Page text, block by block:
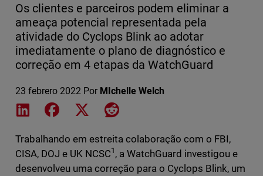
Os clientes e parceiros podem eliminar a
ameaça potencial representada pela
atividade do Cyclops Blink ao adotar
imediatamente o plano de diagnóstico e
correção em 4 etapas da WatchGuard
23 febrero 2022 Por MIchelle Welch
Share on LinkedIn
Share on Facebook
Share on XShare on Reddit
Trabalhando em estreita colaboração com o FBI,
CISA, DOJ e UK NCSC1 , a WatchGuard investigou e
desenvolveu uma correção para o Cyclops Blink, um